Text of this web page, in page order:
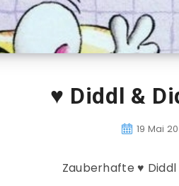
♥ Diddl &
19 Mai
Zauberhafte ♥ Diddl